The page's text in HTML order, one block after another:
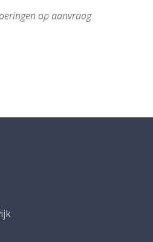
op aanvraag